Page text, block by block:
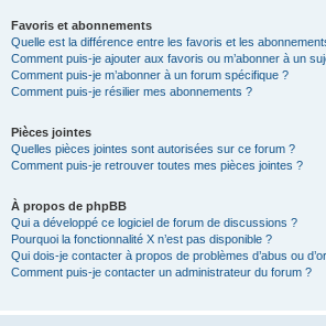
Favoris et abonnements
Quelle est la différence entre les favoris et les
Comment puis-je ajouter aux favoris ou m’abonner à un
Comment puis-je m’abonner à un forum spécifique ?
Comment puis-je résilier mes abonnements ?
Pièces jointes
Quelles pièces jointes sont autorisées sur ce forum ?
Comment puis-je retrouver toutes mes pièces jointes ?
À propos de phpBB
Qui a développé ce logiciel de forum de discussions ?
Pourquoi la fonctionnalité X n’est pas disponible ?
Qui dois-je contacter à propos de problèmes d’abus ou
Comment puis-je contacter un administrateur du forum ?